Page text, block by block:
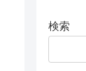
検索